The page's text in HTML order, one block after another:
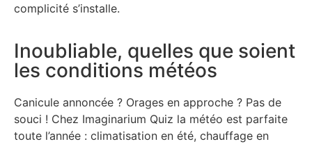
complicité s’installe.
Inoubliable, quelles que soient
les conditions météos
Canicule annoncée ? Orages en approche ? Pas de
souci ! Chez Imaginarium Quiz la météo est parfaite
toute l’année : climatisation en été, chauffage en